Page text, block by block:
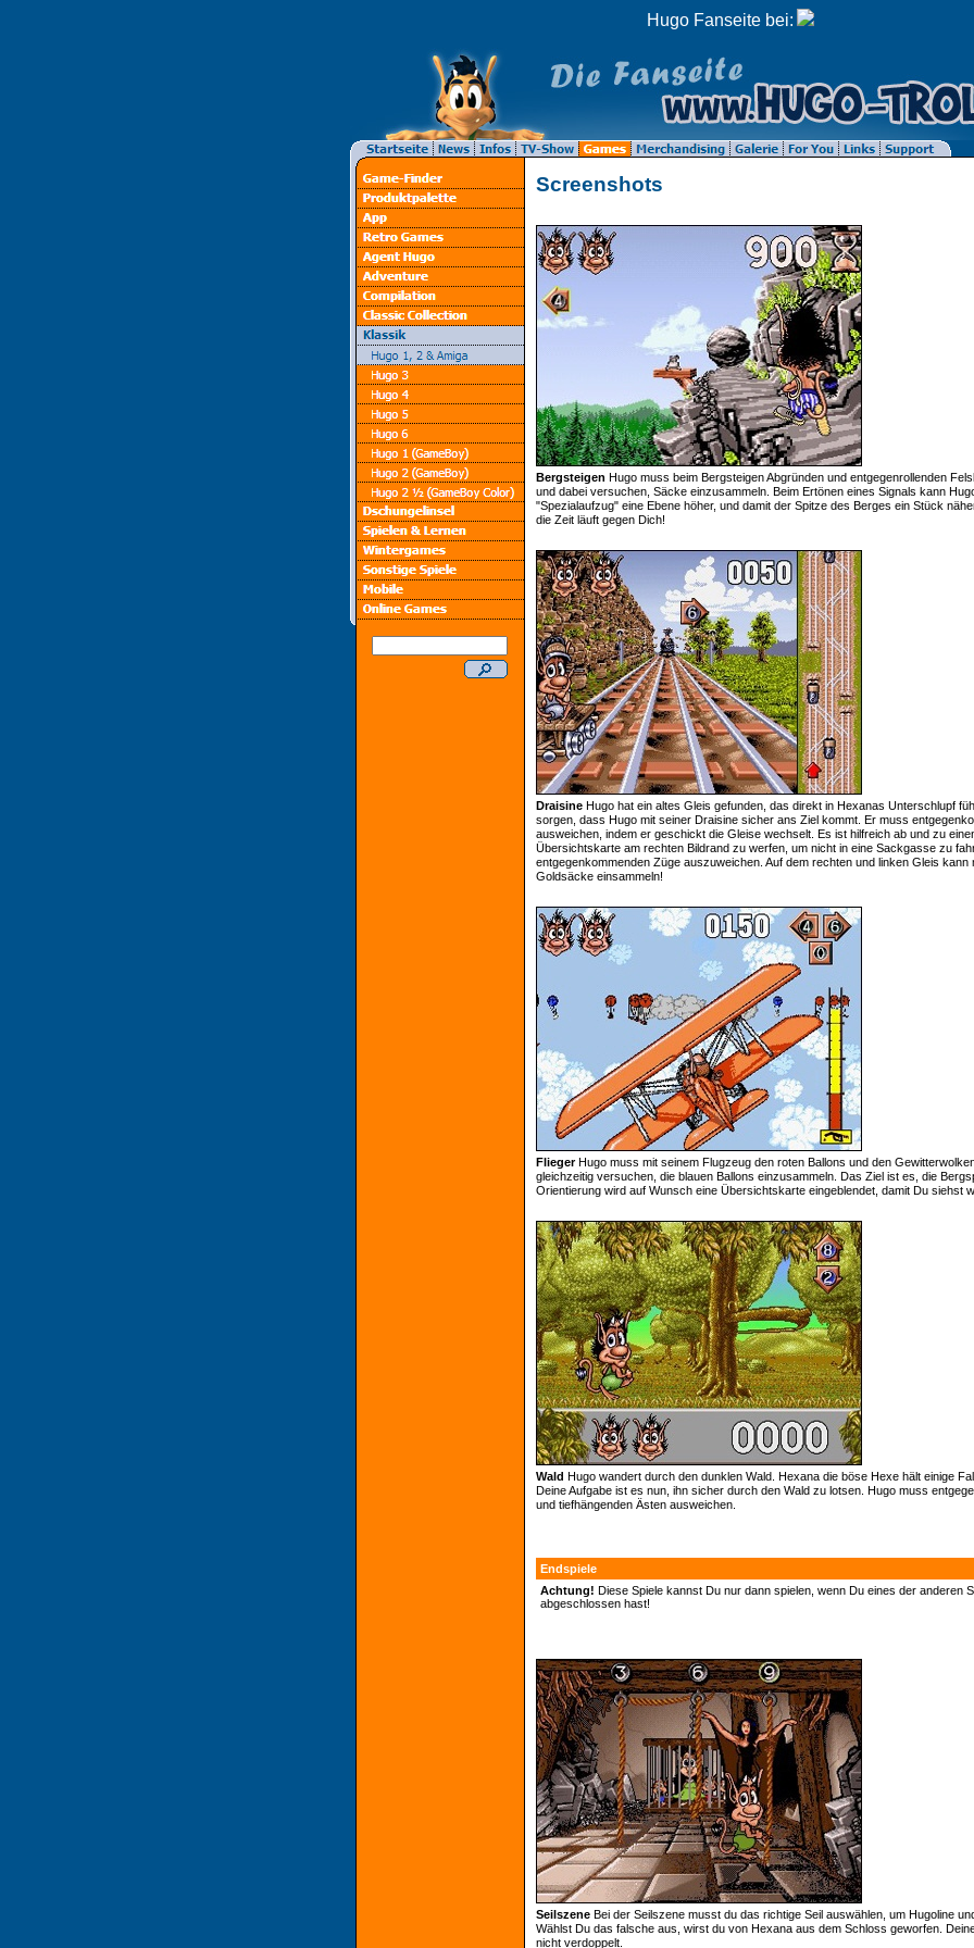
Hugo Fanseite bei:
Screenshots
Bergsteigen Hugo muss beim Bergsteigen Abgründen und entgegenrollenden
und dabei versuchen, Säcke einzusammeln. Beim Ertönen eines Signals kann
"Spezialaufzug" eine Ebene höher, und damit der Spitze des Berges ein Stück
die Zeit läuft gegen Dich!
Draisine Hugo hat ein altes Gleis gefunden, das direkt in Hexanas Unterschlupf
sorgen, dass Hugo mit seiner Draisine sicher ans Ziel kommt. Er muss
ausweichen, indem er geschickt die Gleise wechselt. Es ist hilfreich ab und zu
Übersichtskarte am rechten Bildrand zu werfen, um nicht in eine Sackgasse zu
entgegenkommenden Züge auszuweichen. Auf dem rechten und linken Gleis kann
Goldsäcke einsammeln!
FliegerHugo muss mit seinem Flugzeug den roten Ballons und den
gleichzeitig versuchen, die blauen Ballons einzusammeln. Das Ziel ist es, die
Orientierung wird auf Wunsch eine Übersichtskarte eingeblendet, damit Du siehst
Wald Hugo wandert durch den dunklen Wald. Hexana die böse Hexe hält einige
Deine Aufgabe ist es nun, ihn sicher durch den Wald zu lotsen. Hugo muss
und tiefhängenden Ästen ausweichen.
Endspiele
Achtung! Diese Spiele kannst Du nur dann spielen, wenn Du eines der anderen
abgeschlossen hast!
Seilszene Bei der Seilszene musst du das richtige Seil auswählen, um Hugoline
Wählst Du das falsche aus, wirst du von Hexana aus dem Schloss geworfen.
nicht verdoppelt.